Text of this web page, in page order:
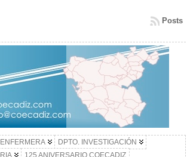
Posts
DPTO. INVESTIGACIÓN
125 ANIVERSARIO COECADIZ